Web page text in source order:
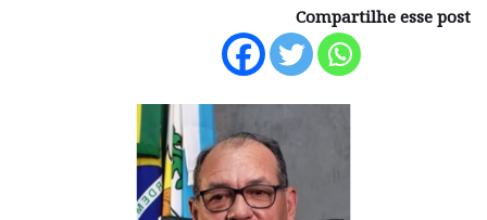
Compartilhe esse post